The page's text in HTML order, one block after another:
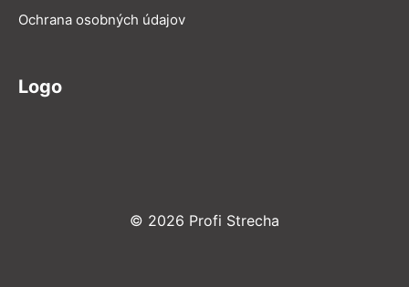
Ochrana osobných údajov
Logo
© 2026 Profi Strecha